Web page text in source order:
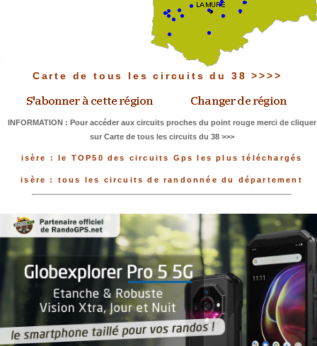
Carte de tous les circuits du 38 >>>>
INFORMATION : Pour accéder aux circuits proches du point rouge merci de cliquer
sur Carte de tous les circuits du 38 >>>
isère : le TOP50 des circuits Gps les plus téléchargés
isère : tous les circuits de randonnée du département